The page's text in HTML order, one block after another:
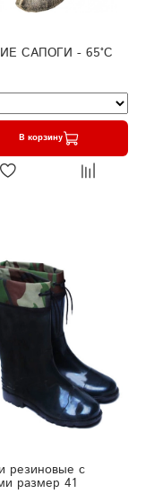
САПОГИ - 65°C
В корзину
резиновые с
размер 41